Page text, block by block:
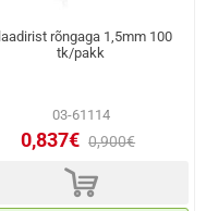
rõngaga 1,5mm 100
tk/pakk
03-61114
0,837€ 0,900€
d